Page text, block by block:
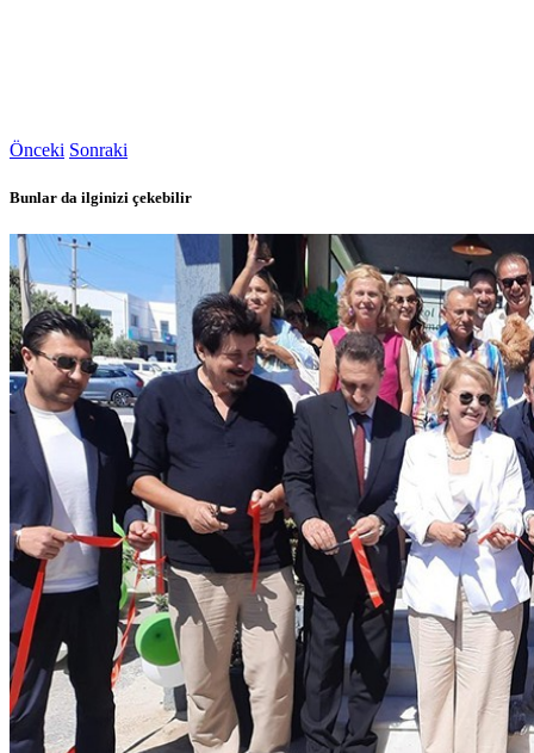
Önceki Sonraki
Bunlar da ilginizi çekebilir